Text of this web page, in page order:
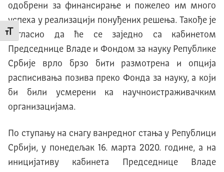
Промени величину слова
одобрени за финансирање и пожелео им много
успеха у реализацији понуђених решења. Такође је
нагласио да ће се заједно са кабинетом
Председнице Владе и Фондом за науку Републике
Србије врло брзо бити размотрена и опција
расписивања позива преко Фонда за науку, а који
би били усмерени ка научноистраживачким
организацијама.
По ступању на снагу ванредног стања у Републици
Србији, у понедељак 16. марта 2020. године, а на
иницијативу кабинета Председнице Владе